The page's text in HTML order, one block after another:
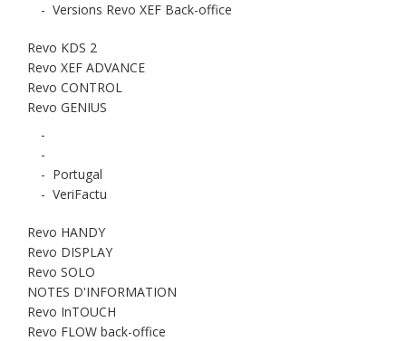
- Versions Revo XEF Back-office
Revo KDS 2
Revo XEF ADVANCE
Revo CONTROL
Revo GENIUS
-
-
- Portugal
- VeriFactu
Revo HANDY
Revo DISPLAY
Revo SOLO
NOTES D'INFORMATION
Revo InTOUCH
Revo FLOW back-office